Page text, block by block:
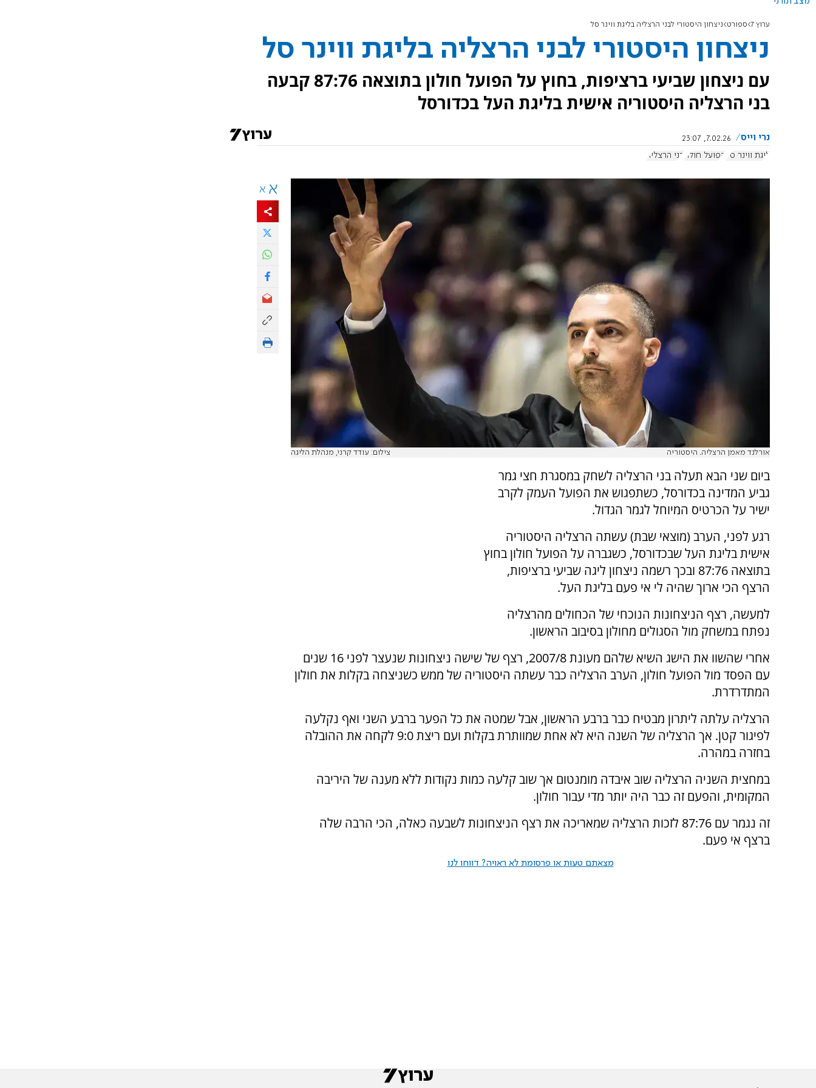
ערוץ 7 ספורט ניצחון היסטורי לבני הרצליה בליגת ווינר סל
ניצחון היסטורי לבני הרצליה בליגת ווינר סל
עם ניצחון שביעי ברציפות, בחוץ על הפועל חולון בתוצאה 87:76 קבעה
בני הרצליה היסטוריה אישית בליגת העל בכדורסל
נרי וייס
7.02.26, 23:07
ליגת ווינר סל
הפועל חולון בני הרצליה
אורלנד מאמן הרצליה. היסטוריה צילום: עודד קרני, מנהלת הליגה
ביום שני הבא תעלה בני הרצליה לשחק במסגרת חצי גמר
גביע המדינה בכדורסל, כשתפגוש את הפועל העמק לקרב
ישיר על הכרטיס המיוחל לגמר הגדול.
רגע לפני, הערב (מוצאי שבת) עשתה הרצליה היסטוריה
אישית בליגת העל שבכדורסל, כשגברה על הפועל חולון בחוץ
בתוצאה 87:76 ובכך רשמה ניצחון ליגה שביעי ברציפות,
הרצף הכי ארוך שהיה לי אי פעם בליגת העל.
למעשה, רצף הניצחונות הנוכחי של הכחולים מהרצליה
נפתח במשחק מול הסגולים מחולון בסיבוב הראשון.
אחרי שהשוו את הישג השיא שלהם מעונת 2007/8, רצף של שישה ניצחונות שנעצר לפני 16 שנים
עם הפסד מול הפועל חולון, הערב הרצליה כבר עשתה היסטוריה של ממש כשניצחה בקלות את חולון
המתדרדרת.
הרצליה עלתה ליתרון מבטיח כבר ברבע הראשון, אבל שמטה את כל הפער ברבע השני ואף נקלעה
לפיגור קטן. אך הרצליה של השנה היא לא אחת שמוותרת בקלות ועם ריצת 9:0 לקחה את ההובלה
בחזרה במהרה.
במחצית השניה הרצליה שוב איבדה מומנטום אך שוב קלעה כמות נקודות ללא מענה של היריבה
המקומית, והפעם זה כבר היה יותר מדי עבור חולון.
זה נגמר עם 87:76 לזכות הרצליה שמאריכה את רצף הניצחונות לשבעה כאלה, הכי הרבה שלה
ברצף אי פעם.
מצאתם טעות או פרסומת לא ראויה? דווחו לנו
א א